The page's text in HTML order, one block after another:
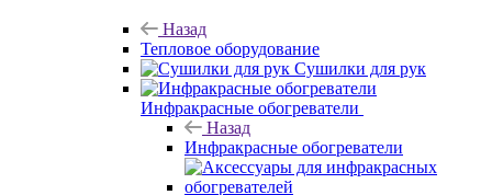
Назад
Тепловое оборудование
Сушилки для рук
Инфракрасные обогреватели
Назад
Инфракрасные обогреватели